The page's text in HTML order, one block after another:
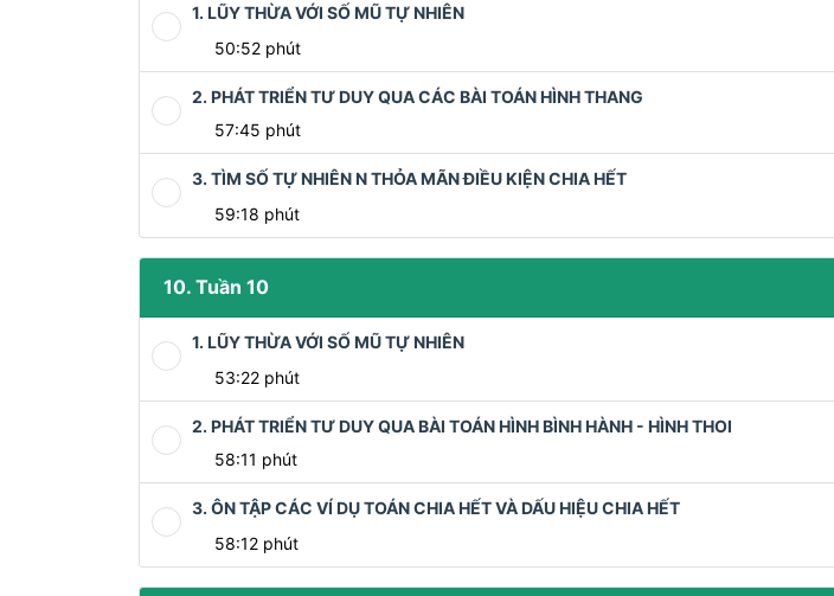
1. LŨY THỪA VỚI SỐ MŨ TỰ NHIÊN
50:52 phút
2. PHÁT TRIỂN TƯ DUY QUA CÁC BÀI TOÁN HÌNH THANG
57:45 phút
3. TÌM SỐ TỰ NHIÊN N THỎA MÃN ĐIỀU KIỆN CHIA HẾT
59:18 phút
10. Tuần 10
1. LŨY THỪA VỚI SỐ MŨ TỰ NHIÊN
53:22 phút
2. PHÁT TRIỂN TƯ DUY QUA BÀI TOÁN HÌNH BÌNH HÀNH - HÌNH THOI
58:11 phút
3. ÔN TẬP CÁC VÍ DỤ TOÁN CHIA HẾT VÀ DẤU HIỆU CHIA HẾT
58:12 phút